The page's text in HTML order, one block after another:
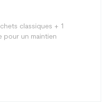
classiques + 1
pour un maintien